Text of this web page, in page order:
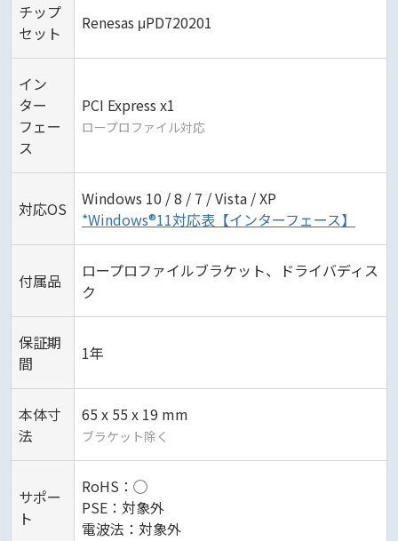
チップ
セット
Renesas μPD720201
イン
ター
フェー
ス
PCI Express x1
ロープロファイル対応
対応OS
Windows 10 / 8 / 7 / Vista / XP
*Windows®11対応表【インターフェース】
付属品
ロープロファイルブラケット、ドライバディス
ク
保証期
間
1年
本体寸
法
65 x 55 x 19 mm
ブラケット除く
サポー
ト
RoHS：◯
PSE：対象外
電波法：対象外